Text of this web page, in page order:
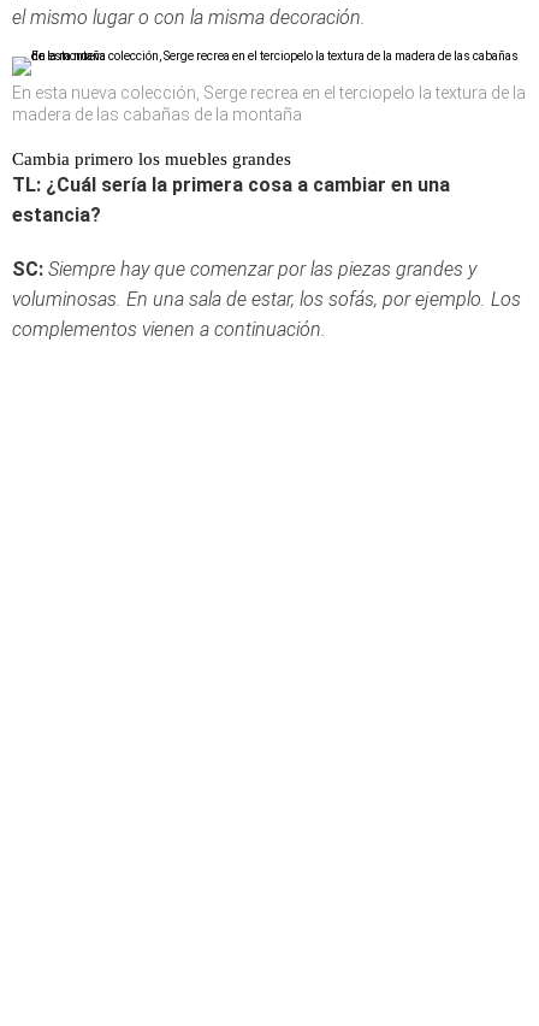
el mismo lugar o con la misma decoración.
En esta nueva colección, Serge recrea en el terciopelo la textura de la
madera de las cabañas de la montaña
Cambia primero los muebles grandes
TL: ¿Cuál sería la primera cosa a cambiar en una
estancia?
SC: Siempre hay que comenzar por las piezas grandes y
voluminosas. En una sala de estar, los sofás, por ejemplo. Los
complementos vienen a continuación.